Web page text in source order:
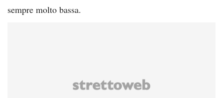
sempre molto bassa.